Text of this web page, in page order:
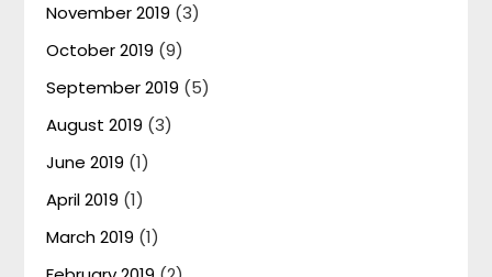
November 2019 (3)
October 2019 (9)
September 2019 (5)
August 2019 (3)
June 2019 (1)
April 2019 (1)
March 2019 (1)